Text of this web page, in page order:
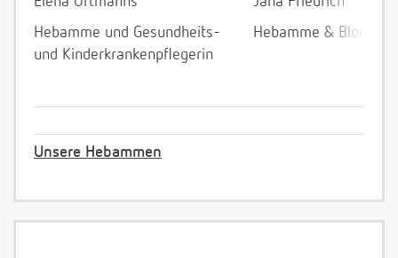
Hebamme und Gesundheits-
und Kinderkrankenpflegerin
Hebamme &
Unsere Hebammen